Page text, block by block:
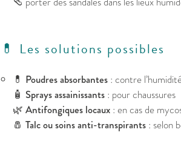
💊 Les solutions possibles
💊 Poudres absorbantes : contre
🧴 Sprays assainissants : pour chaussures
🌿 Antifongiques locaux : en cas de
🧂 Talc ou soins anti-transpirants : selon